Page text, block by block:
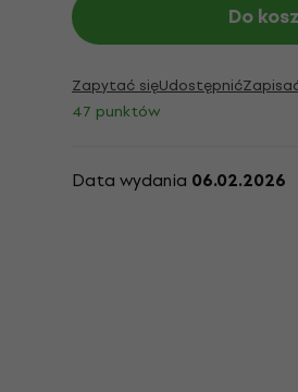
Do
Zapytać sięUdostępnić
47 punktów
Data wydania 06.02.2026